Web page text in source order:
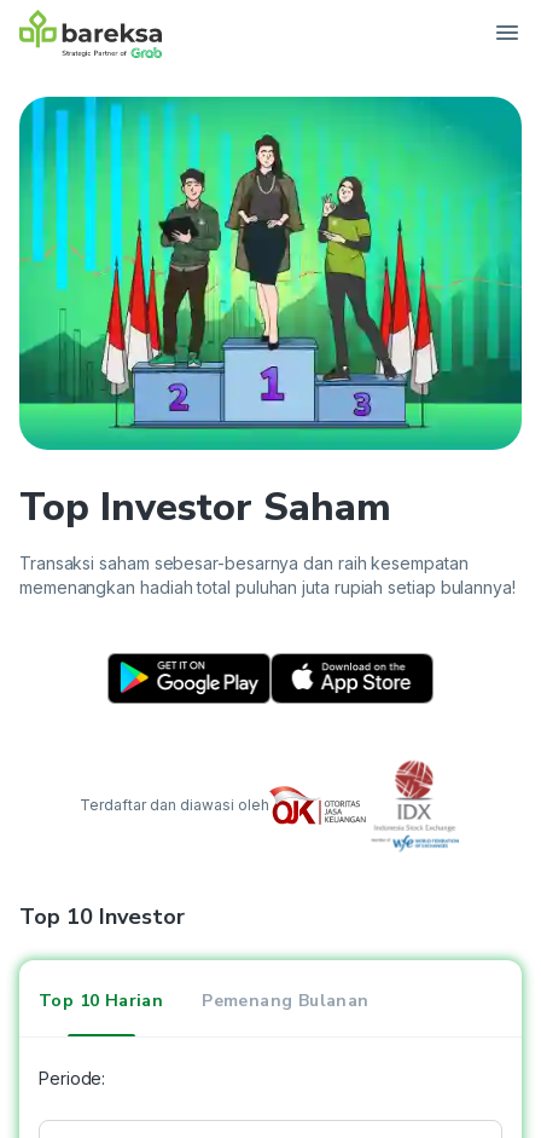
Top Investor Saham
Transaksi saham sebesar-besarnya dan raih kesempatan
memenangkan hadiah total puluhan juta rupiah setiap bulannya!
Terdaftar dan diawasi oleh
Top 10 Investor
Top 10 Harian Pemenang Bulanan
Periode: